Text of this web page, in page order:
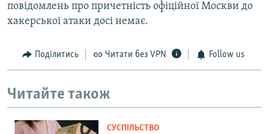
повідомлень про причетність офіційної Москви до
хакерської атаки досі немає.
Поділитись Читати без VPN Follow us
Читайте також
СУСПІЛЬСТВО